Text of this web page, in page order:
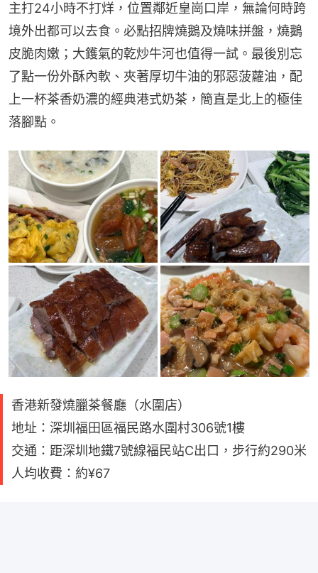
主打24小時不打烊，位置鄰近皇崗口岸，無論何時跨
境外出都可以去食。必點招牌燒鵝及燒味拼盤，燒鵝
皮脆肉嫩；大鑊氣的乾炒牛河也值得一試。最後別忘
了點一份外酥內軟、夾著厚切牛油的邪惡菠蘿油，配
上一杯茶香奶濃的經典港式奶茶，簡直是北上的極佳
落腳點。
香港新發燒臘茶餐廳（水圍店）
地址：深圳福田區福民路水圍村306號1樓
交通：距深圳地鐵7號線福民站C出口，步行約290米
人均收費：約¥67